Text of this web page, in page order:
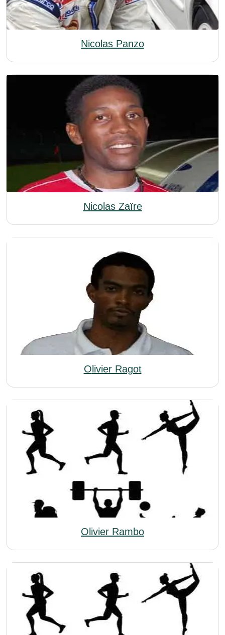
Nicolas Panzo
Nicolas Zaïre
Olivier Ragot
Olivier Rambo